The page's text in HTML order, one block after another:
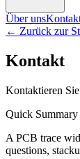
Über uns
← Zurück zur
Kontakt
Kontaktieren
Quick Summary
A PCB trace
questions,